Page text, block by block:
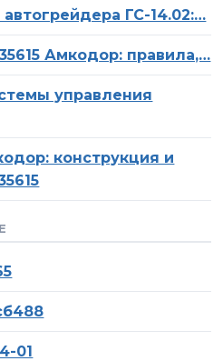
вы соглашаетесь на
ГС-14.02:…
Амкодор: правила,…
управления
конструкция и
01